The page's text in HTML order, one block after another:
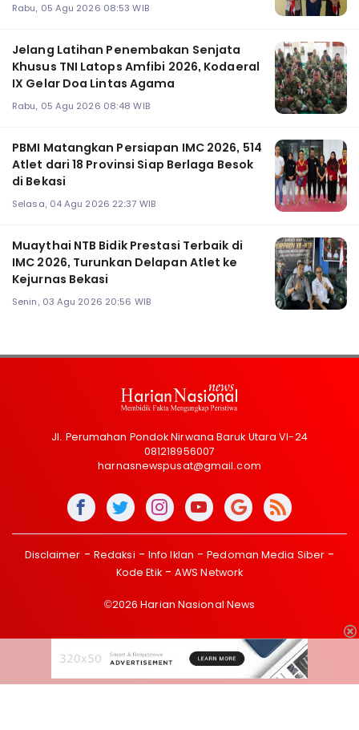
Rabu, 05 Agu 2026 08:53 WIB
Jelang Latihan Penembakan Senjata
Khusus TNI Latops Amfibi 2026, Kodaeral
IX Gelar Doa Lintas Agama
Rabu, 05 Agu 2026 08:48 WIB
PBMI Matangkan Persiapan IMC 2026, 514
Atlet dari 18 Provinsi Siap Berlaga Besok
di Bekasi
Selasa, 04 Agu 2026 22:37 WIB
Muaythai NTB Bidik Prestasi Terbaik di
IMC 2026, Turunkan Delapan Atlet ke
Kejurnas Bekasi
Senin, 03 Agu 2026 20:56 WIB
Jl. Perumahan Pondok Nirwana Baruk Utara VI-24
081218956007
harnasnewspusat@gmail.com
Disclaimer Redaksi Info Iklan
Pedoman Media Siber
Kode Etik
AWS Network
©2026 Harian Nasional News